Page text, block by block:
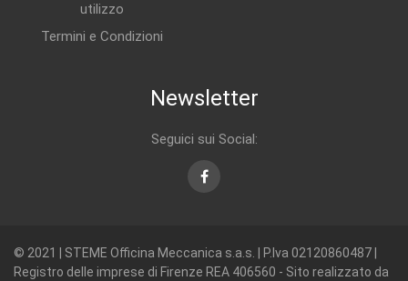
utilizzo
Termini e Condizioni
Newsletter
Seguici sui Social:
Facebook
© 2021 | STEME Officina Meccanica s.a.s. | P.Iva 02120860487 |
Registro delle imprese di Firenze REA 406560 - Sito realizzato da